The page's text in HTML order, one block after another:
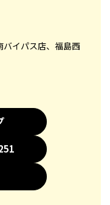
イパス店、福島西